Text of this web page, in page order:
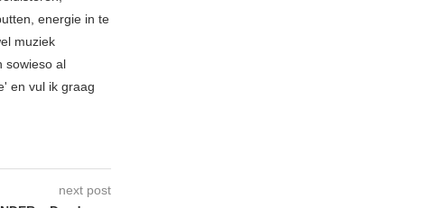
energie in te
muziek
sowieso al
en vul ik graag
next post